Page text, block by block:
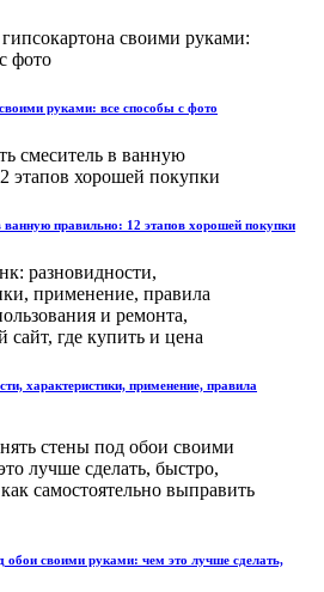
руками: все способы с фото
правильно: 12 этапов хорошей покупки
характеристики, применение, правила
обои своими руками: чем это лучше сделать,